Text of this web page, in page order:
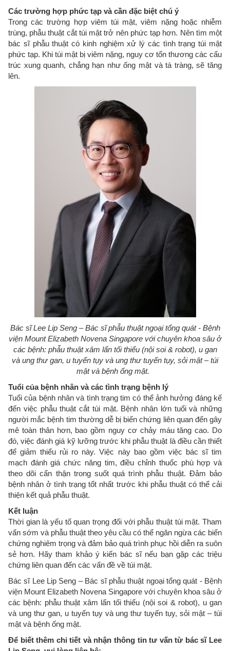
Các trường hợp phức tạp và cần đặc biệt chú ý
Trong các trường hợp viêm túi mật, viêm nặng hoặc nhiễm
trùng, phẫu thuật cắt túi mật trở nên phức tạp hơn. Nên tìm một
bác sĩ phẫu thuật có kinh nghiệm xử lý các tình trạng túi mật
phức tạp. Khi túi mật bị viêm nặng, nguy cơ tổn thương các cấu
trúc xung quanh, chẳng hạn như ống mật và tá tràng, sẽ tăng
lên.
Bác sĩ Lee Lip Seng – Bác sĩ phẫu thuật ngoại tổng quát - Bệnh
viện Mount Elizabeth Novena Singapore với chuyên khoa sâu ở
các bệnh: phẫu thuật xâm lấn tối thiểu (nội soi & robot), u gan
và ung thư gan, u tuyến tụy và ung thư tuyến tụy, sỏi mật – túi
mật và bệnh ống mật.
Tuổi của bệnh nhân và các tình trạng bệnh lý
Tuổi của bệnh nhân và tình trạng tim có thể ảnh hưởng đáng kế
đến việc phẫu thuật cắt túi mật. Bệnh nhân lớn tuổi và những
người mắc bệnh tim thường dễ bị biến chứng liên quan đến gây
mê toàn thân hơn, bao gồm nguy cơ chảy máu tăng cao. Do
đó, việc đánh giá kỹ lưỡng trước khi phẫu thuật là điều cần thiết
để giảm thiểu rủi ro này. Việc này bao gồm việc bác sĩ tim
mạch đánh giá chức năng tim, điều chỉnh thuốc phù hợp và
theo dõi cẩn thận trong suốt quá trình phẫu thuật. Đảm bảo
bệnh nhân ở tình trạng tốt nhất trước khi phẫu thuật có thể cải
thiện kết quả phẫu thuật.
Kết luận
Thời gian là yếu tố quan trọng đối với phẫu thuật túi mật. Tham
vấn sớm và phẫu thuật theo yêu cầu có thể ngăn ngừa các biến
chứng nghiêm trọng và đảm bảo quá trình phục hồi diễn ra suôn
sẻ hơn. Hãy tham khảo ý kiến bác sĩ nếu bạn gặp các triệu
chứng liên quan đến các vấn đề về túi mật.
Bác sĩ Lee Lip Seng – Bác sĩ phẫu thuật ngoại tổng quát - Bệnh
viện Mount Elizabeth Novena Singapore với chuyên khoa sâu ở
các bệnh: phẫu thuật xâm lấn tối thiểu (nội soi & robot), u gan
và ung thư gan, u tuyến tụy và ung thư tuyến tụy, sỏi mật – túi
mật và bệnh ống mật.
Để biết thêm chi tiết và nhận thông tin tư vấn từ bác sĩ Lee